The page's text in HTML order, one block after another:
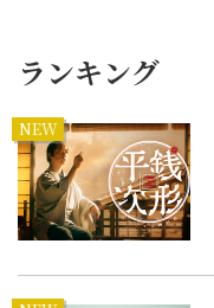
ランキング
NEW